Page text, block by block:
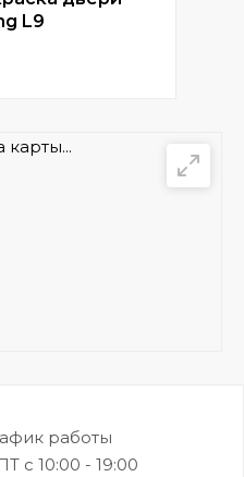
L9
карты...
работы
с 10:00 - 19:00